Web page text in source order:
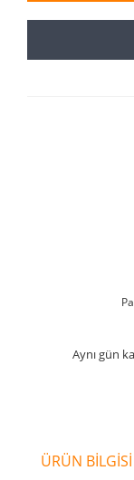
Aynı gün
ÜRÜN BİLGİSİ